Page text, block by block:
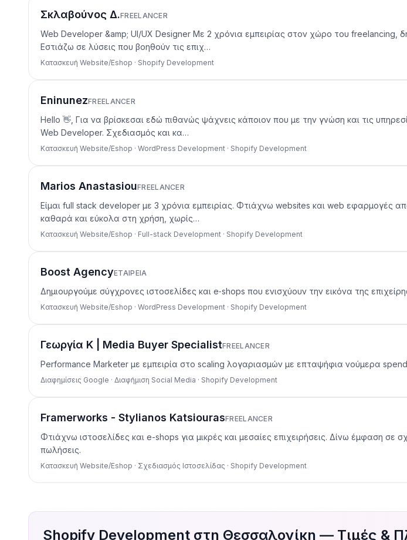
Σκλαβούνος Δ.FREELANCER
Web Developer &amp; UI/UX Designer Με 2 χρόνια εμπειρίας στον χώρο του freelancing,
Εστιάζω σε λύσεις που βοηθούν τις επιχ…
Κατασκευή Website/Eshop · Shopify Development
EninunezFREELANCER
Hello 👋, Για να βρίσκεσαι εδώ πιθανώς ψάχνεις κάποιον που με την γνώση και τις
Web Developer. Σχεδιασμός και κα…
Κατασκευή Website/Eshop · WordPress Development · Shopify Development
Marios AnastasiouFREELANCER
Είμαι full stack developer με 3 χρόνια εμπειρίας. Φτιάχνω websites και web εφαρμογές
καθαρά και εύκολα στη χρήση, χωρίς…
Κατασκευή Website/Eshop · Full-stack Development · Shopify Development
Boost AgencyΕΤΑΙΡΕΊΑ
Δημιουργούμε σύγχρονες ιστοσελίδες και e‑shops που ενισχύουν την εικόνα της
Κατασκευή Website/Eshop · WordPress Development · Shopify Development
Γεωργία Κ | Media Buyer SpecialistFREELANCER
Performance Marketer με εμπειρία στο scaling λογαριασμών με επταψήφια νούμερα
Διαφημίσεις Google · Διαφήμιση Social Media · Shopify Development
Framerworks - Stylianos KatsiourasFREELANCER
Φτιάχνω ιστοσελίδες και e-shops για μικρές και μεσαίες επιχειρήσεις. Δίνω έμφαση
πωλήσεις.
Κατασκευή Website/Eshop · Σχεδιασμός Ιστοσελίδας · Shopify Development
Shopify Development στη Θεσσαλονίκη — Τιμές &